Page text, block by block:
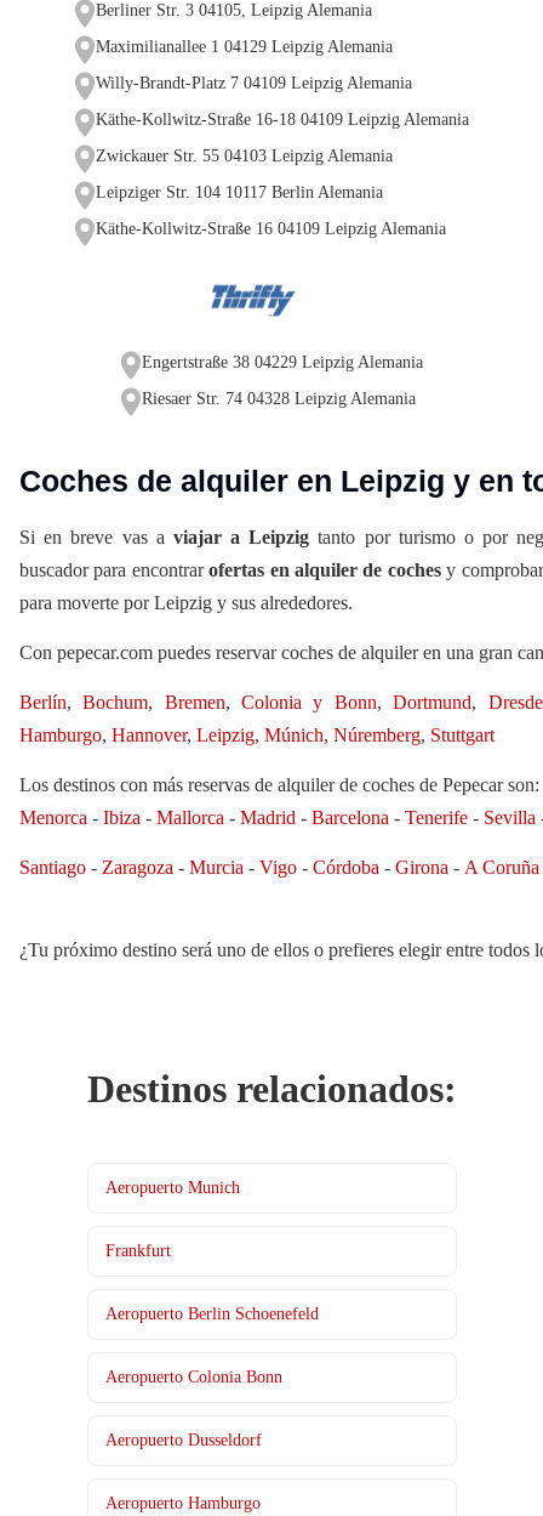
Berliner Str. 3 04105, Leipzig Alemania
Maximilianallee 1 04129 Leipzig Alemania
Willy-Brandt-Platz 7 04109 Leipzig Alemania
Käthe-Kollwitz-Straße 16-18 04109 Leipzig Alemania
Zwickauer Str. 55 04103 Leipzig Alemania
Leipziger Str. 104 10117 Berlin Alemania
Käthe-Kollwitz-Straße 16 04109 Leipzig Alemania
Engertstraße 38 04229 Leipzig Alemania
Riesaer Str. 74 04328 Leipzig Alemania
Coches de alquiler en Leipzig y en
Si en breve vas a viajar a Leipzig tanto por turismo o por
buscador para encontrarofertas en alquiler de cochesy
para moverte por Leipzig y sus alrededores.
Con pepecar.com puedes reservar coches de alquiler en una gran
Berlín,Bochum, Bremen,Colonia y Bonn,Dortmund, Dresde
Hamburgo, Hannover, Leipzig, Múnich, Núremberg, Stuttgart
Los destinos con más reservas de alquiler de coches de Pepecar son:
Menorca - Ibiza - Mallorca - Madrid - Barcelona - Tenerife - Sevilla
Santiago - Zaragoza - Murcia - Vigo - Córdoba - Girona - A Coruña
¿Tu próximo destino será uno de ellos o prefieres elegir entre todos
Destinos relacionados:
Aeropuerto Munich
Frankfurt
Aeropuerto Berlin Schoenefeld
Aeropuerto Colonia Bonn
Aeropuerto Dusseldorf
Aeropuerto Hamburgo